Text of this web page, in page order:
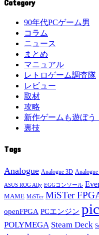
Category
90年代PCゲーム男
コラム
ニュース
まとめ
マニュアル
レトロゲーム調査隊
レビュー
取材
攻略
新作ゲームも遊ぼう
裏技
Tags
Analogue Analogue 3D
ASUS ROG Ally EGGコンソール
MAME MiSTer MiSTer
openFPGA PCエンジン
POLYMEGA Steam Deck